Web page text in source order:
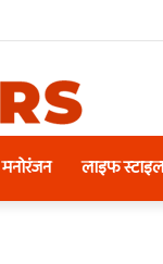
मनोरंजन लाइफ स्टाइल